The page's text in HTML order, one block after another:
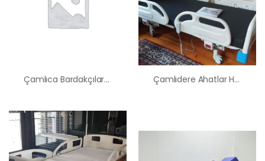
HK-60 – 2
MOTORLU
ABS
Çamlıca Bardakçılar Hasta Karyolası Satış Kiralama Fiyatı Çamlıdere Ahatlar Hasta Karyolası Satış Kiralama Fiyatı